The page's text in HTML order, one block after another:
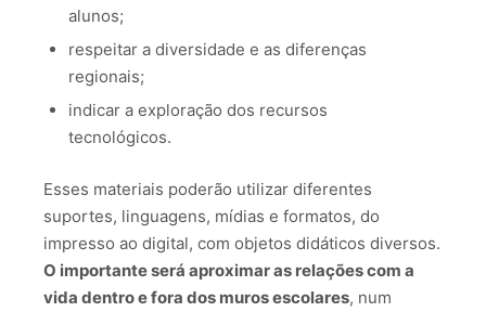
alunos;
respeitar a diversidade e as diferenças
regionais;
indicar a exploração dos recursos
tecnológicos.
Esses materiais poderão utilizar diferentes
suportes, linguagens, mídias e formatos, do
impresso ao digital, com objetos didáticos diversos.
O importante será aproximar as relações com a
vida dentro e fora dos muros escolares, num